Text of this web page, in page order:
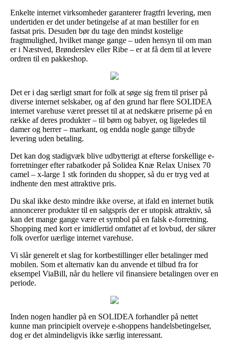
Enkelte internet virksomheder garanterer fragtfri levering, men
undertiden er det under betingelse af at man bestiller for en
fastsat pris. Desuden bør du tage den mindst kostelige
fragtmulighed, hvilket mange gange – uden hensyn til om man
er i Næstved, Brønderslev eller Ribe – er at få dem til at levere
ordren til en pakkeshop.
Det er i dag særligt smart for folk at søge sig frem til priser på
diverse internet selskaber, og af den grund har flere SOLIDEA
internet varehuse været presset til at at nedskære priserne på en
række af deres produkter – til børn og babyer, og ligeledes til
damer og herrer – markant, og endda nogle gange tilbyde
levering uden betaling.
Det kan dog stadigvæk blive udbytterigt at efterse forskellige e-
forretninger efter rabatkoder på Solidea Knæ Relax Unisex 70
camel – x-large 1 stk forinden du shopper, så du er tryg ved at
indhente den mest attraktive pris.
Du skal ikke desto mindre ikke overse, at ifald en internet butik
annoncerer produkter til en salgspris der er utopisk attraktiv, så
kan det mange gange være et symbol på en falsk e-forretning.
Shopping med kort er imidlertid omfattet af et lovbud, der sikrer
folk overfor uærlige internet varehuse.
Vi slår generelt et slag for kortbestillinger eller betalinger med
mobilen. Som et alternativ kan du anvende et tilbud fra for
eksempel ViaBill, når du hellere vil finansiere betalingen over en
periode.
Inden nogen handler på en SOLIDEA forhandler på nettet
kunne man principielt overveje e-shoppens handelsbetingelser,
dog er det almindeligvis ikke særlig interessant.